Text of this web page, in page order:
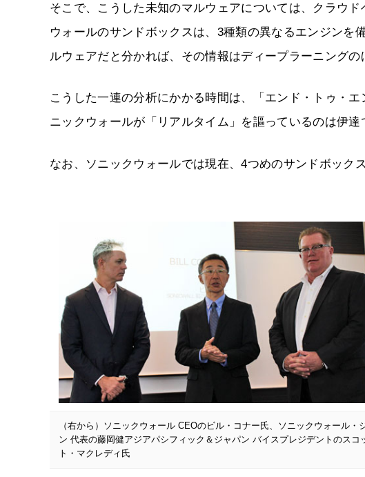
そこで、こうした未知のマルウェアについては、クラウ
ウォールのサンドボックスは、3種類の異なるエンジンを
ルウェアだと分かれば、その情報はディープラーニングの
こうした一連の分析にかかる時間は、「エンド・トゥ・
ニックウォールが「リアルタイム」を謳っているのは伊達
なお、ソニックウォールでは現在、4つめのサンドボック
（右から）ソニックウォール CEOのビル・コナー氏、ソニックウォール・
ン 代表の藤岡健アジアパシフィック＆ジャパン バイスプレジデントのスコ
ト・マクレディ氏